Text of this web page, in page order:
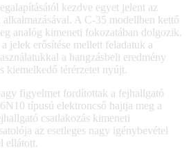
kezdve egyet jelent az
A C-35 modellben kettő
analóg kimeneti fokozatában dolgozik.
jelek erősítése mellett feladatuk a
a hangzásbeli eredmény
kiemelkedő térérzetet nyújt.
figyelmet fordítottak a fejhallgató
típusú elektroncső hajtja meg a
csatlakozás kimeneti
az esetleges nagy igénybevétel
ellátott.